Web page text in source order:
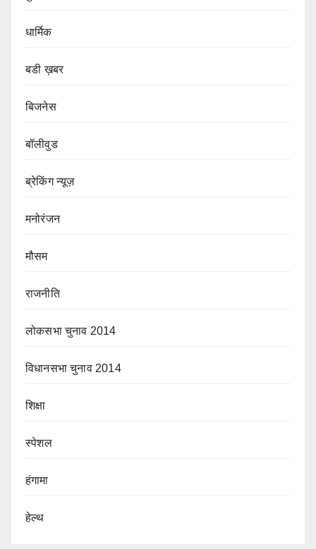
धार्मिक
बडी ख़बर
बिजनेस
बॉलीवुड
ब्रेकिंग न्यूज़
मनोरंजन
मौसम
राजनीति
लोकसभा चुनाव 2014
विधानसभा चुनाव 2014
शिक्षा
स्पेशल
हंगामा
हेल्थ